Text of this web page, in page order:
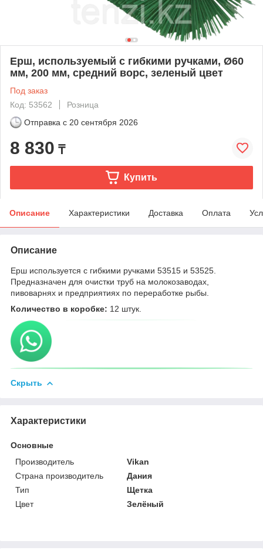
Ерш, используемый с гибкими ручками, Ø60
мм, 200 мм, средний ворс, зеленый цвет
Под заказ
Код: 53562
Розница
Отправка с 20 сентября 2026
8 830 ₸
Купить
Описание Характеристики Доставка Оплата
Описание
Ерш используется с гибкими ручками 53515 и 53525.
Предназначен для очистки труб на молокозаводах,
пивоварнях и предприятиях по переработке рыбы.
Количество в коробке: 12 штук.
Скрыть
Характеристики
Основные
Производитель
Vikan
Страна производитель
Дания
Тип
Щетка
Цвет
Зелёный